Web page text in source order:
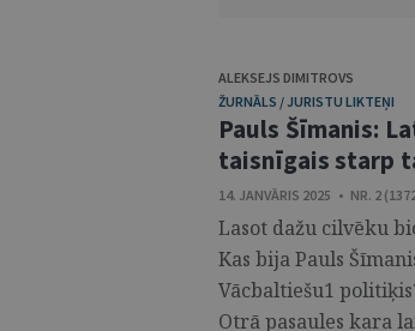
ALEKSEJS DIMITROVS
ŽURNĀLS / JURISTU LIKTEŅI
Pauls Šīmanis:
taisnīgais starp
14. JANVĀRIS 2025 • NR. 2
Lasot dažu cilvēku
Kas bija Pauls
Vācbaltiešu1
Otrā pasaules kara